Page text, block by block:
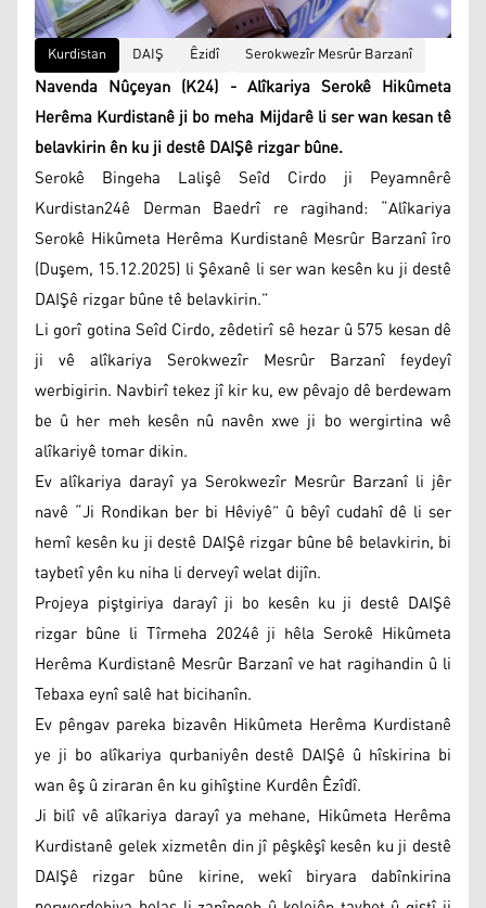
Kurdistan DAIŞ Êzidî Serokwezîr Mesrûr Barzanî
Navenda Nûçeyan (K24) - Alîkariya Serokê Hikûmeta
Herêma Kurdistanê ji bo meha Mijdarê li ser wan kesan tê
belavkirin ên ku ji destê DAIŞê rizgar bûne.
Serokê Bingeha Lalişê Seîd Cirdo ji Peyamnêrê
Kurdistan24ê Derman Baedrî re ragihand: “Alîkariya
Serokê Hikûmeta Herêma Kurdistanê Mesrûr Barzanî îro
(Duşem, 15.12.2025) li Şêxanê li ser wan kesên ku ji destê
DAIŞê rizgar bûne tê belavkirin.”
Li gorî gotina Seîd Cirdo, zêdetirî sê hezar û 575 kesan dê
ji vê alîkariya Serokwezîr Mesrûr Barzanî feydeyî
werbigirin. Navbirî tekez jî kir ku, ew pêvajo dê berdewam
be û her meh kesên nû navên xwe ji bo wergirtina wê
alîkariyê tomar dikin.
Ev alîkariya darayî ya Serokwezîr Mesrûr Barzanî li jêr
navê “Ji Rondikan ber bi Hêviyê” û bêyî cudahî dê li ser
hemî kesên ku ji destê DAIŞê rizgar bûne bê belavkirin, bi
taybetî yên ku niha li derveyî welat dijîn.
Projeya piştgiriya darayî ji bo kesên ku ji destê DAIŞê
rizgar bûne li Tîrmeha 2024ê ji hêla Serokê Hikûmeta
Herêma Kurdistanê Mesrûr Barzanî ve hat ragihandin û li
Tebaxa eynî salê hat bicihanîn.
Ev pêngav pareka bizavên Hikûmeta Herêma Kurdistanê
ye ji bo alîkariya qurbaniyên destê DAIŞê û hîskirina bi
wan êş û ziraran ên ku gihîştine Kurdên Êzîdî.
Ji bilî vê alîkariya darayî ya mehane, Hikûmeta Herêma
Kurdistanê gelek xizmetên din jî pêşkêşî kesên ku ji destê
DAIŞê rizgar bûne kirine, wekî biryara dabînkirina